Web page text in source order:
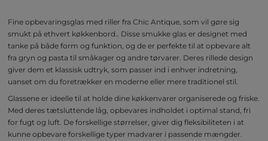
Fine opbevaringsglas med riller fra Chic Antique, som vil gøre sig
smukt på ethvert køkkenbord.. Disse smukke glas er designet med
tanke på både form og funktion, og de er perfekte til at opbevare alt
fra gryn og pasta til småkager og andre tørvarer. Deres rillede design
giver dem et klassisk udtryk, som passer ind i enhver indretning,
uanset om du foretrækker en moderne eller mere traditionel stil.
Glassene er ideelle til at holde dine køkkenvarer organiserede og friske.
Med deres tætsluttende låg, opbevares indholdet i optimal stand, fri
for fugt og luft. De forskellige størrelser, giver dig fleksibiliteten i at
kunne opbevare forskellige typer madvarer i passende mængder.